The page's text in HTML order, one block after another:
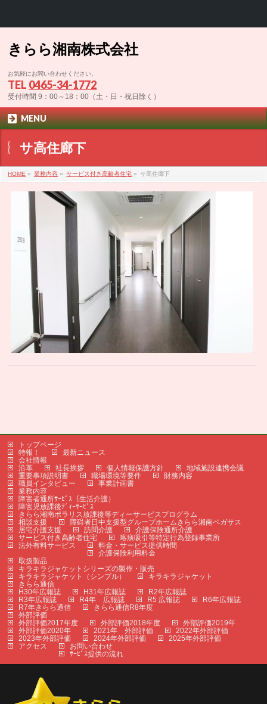
きらら湘南株式会社
お気軽にお問い合わせください。
TEL 0465-34-1772
受付時間 9：00～18：00（土・日・祝日除く）
MENU
サ高住廊下
HOME » 業務内容 » サービス付き高齢者住宅 » サ高住廊下
トップページ
特報！
最新ニュース
会社情報
沿革
社長挨拶 個人情報保護方針
地域施設連携会議
重要事項説明書
職場環境等要件
財務内容
職員インタビュー
事業計画書
業務内容
障害者通所ｻｰﾋﾞｽ（生活介護）
障害児放課後ﾃﾞｨｰｻｰﾋﾞｽ
きらら湘南ポラリス放課後等ディーサービスプログラム
相談支援
障碍者日中支援型グループホームきらら湘南ペガサス
居宅介護支援
訪問介護
介護保険通所介護
サービス付き高齢者住宅
喀痰吸引等特定行為登録事業所
法外有料サービス
料金・サービス提供時間
介護保険利用料金
取扱製品
キラキラジャケットシリーズの製作・販売
キラキラジャケット（シンプル）
キラキラジャケット
きらら通信
H30年広報誌
H31年広報誌
R2年広報誌
R3年広報誌
R4年 広報誌 R5 広報誌
R6年広報誌
R7年きらら通信
きらら通信R8年度
外部評価
外部評価2017年度
外部評価2018年度
外部評価2019年
外部評価2020年
2021年 外部評価
2022年外部評価
2023年外部評価
2024年外部評価
2025年外部評価
アクセス
お問い合わせ
ｻｰﾋﾞｽ提供の流れ